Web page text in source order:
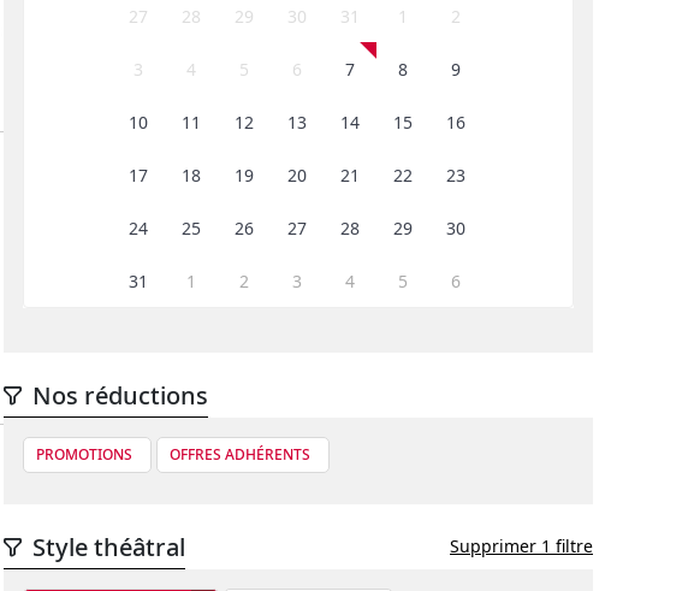
27 28 29 30 31 1 2
3 4 5 6 7 8 9
10 11 12 13 14 15 16
17 18 19 20 21 22 23
24 25 26 27 28 29 30
31 1 2 3 4 5 6
Nos réductions
PROMOTIONS OFFRES ADHÉRENTS
Style théâtral Supprimer 1 filtre